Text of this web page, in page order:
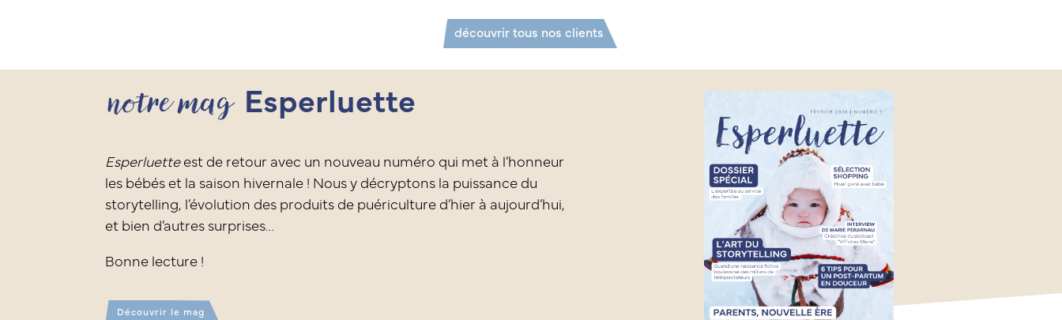
découvrir tous nos clients
notre mag Esperluette
Esperluetteest de retour avec un nouveau numéro qui met à l’honneur
les bébés et la saison hivernale ! Nous y décryptons la puissance du
storytelling, l’évolution des produits de puériculture d’hier à aujourd’hui,
et bien d’autres surprises…
Bonne lecture !
Découvrir le mag